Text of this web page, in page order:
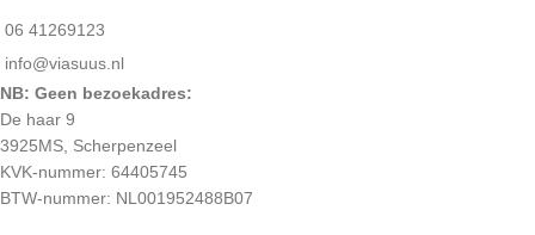
06 41269123
info@viasuus.nl
NB: Geen bezoekadres:
De haar 9
3925MS, Scherpenzeel
KVK-nummer: 64405745
BTW-nummer: NL001952488B07